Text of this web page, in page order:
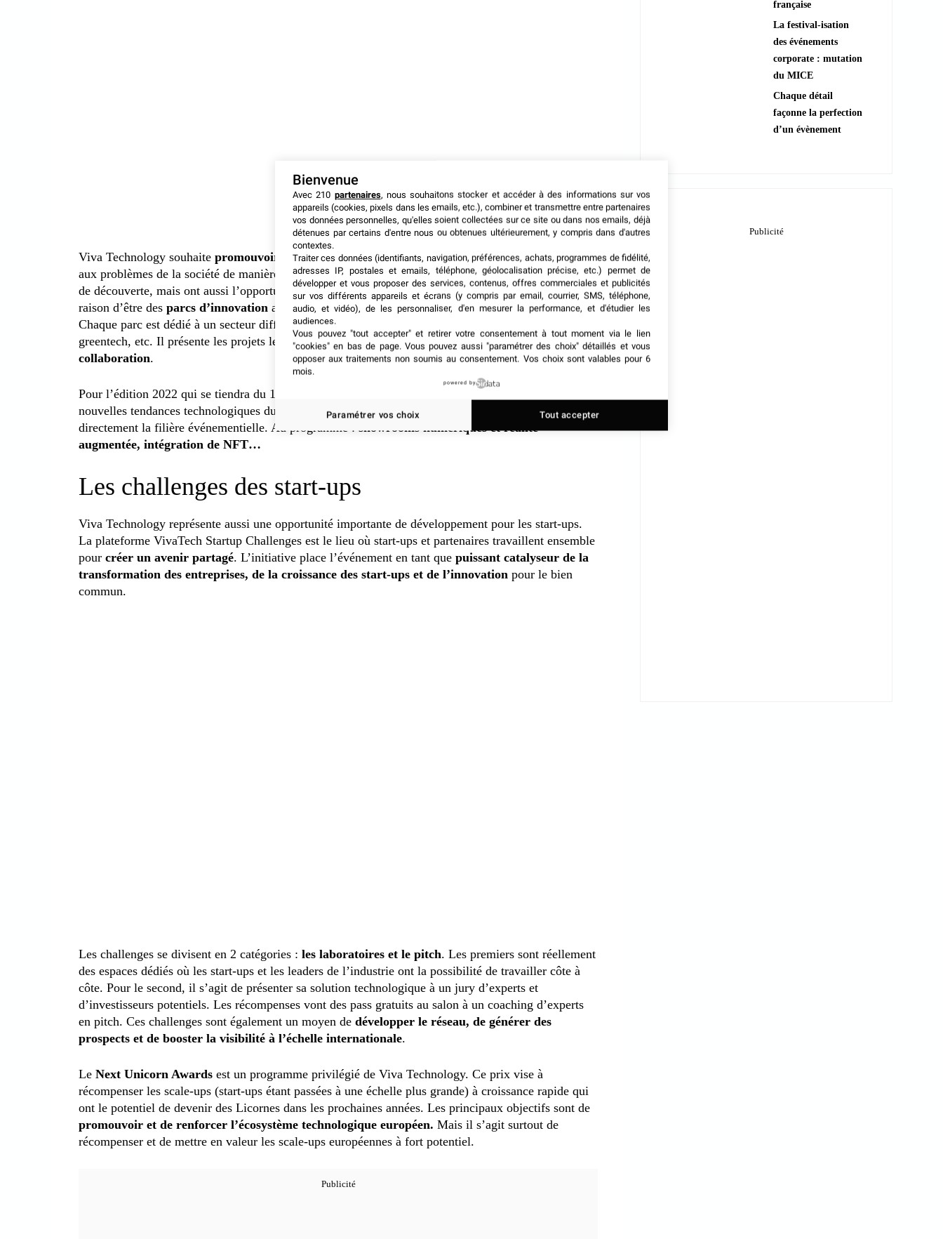
Viva Technology souhaite promouvoir les meilleures innovations du monde entierqui répondent
aux problèmes de la société de manière inventive et ambitieuse. Les visiteurs vivent donc un moment
de découverte, mais ont aussi l’opportunité de lesexpérimenter immédiatement. C’est d’ailleurs la
raison d’être des parcs d’innovation au sein du salon. C’est là où les idées rencontrent la réalité.
Chaque parc est dédié à un secteur différent comme la robotique, la foodtech, la mobilité, la
greentech, etc. Il présente les projets les plus prometteurs poursusciter les échanges et favoriser la
collaboration.
Pour l’édition 2022 qui se tiendra du 15 au 18 juin, Viva Technology mettra l’accent sur les
nouvelles tendances technologiques du moment : lemetaverse. Ce nouvel environnement concerne
directement la filière événementielle. Au programme : showrooms numériques et réalité
augmentée, intégration de NFT…
Les challenges des start-ups
Viva Technology représente aussi une opportunité importante de développement pour les start-ups.
La plateforme VivaTech Startup Challenges est le lieu où start-ups et partenaires travaillent ensemble
pour créer un avenir partagé. L’initiative place l’événement en tant que puissant catalyseur de la
transformation des entreprises, de la croissance des start-ups et de l’innovation pour le bien
commun.
Les challenges se divisent en 2 catégories : les laboratoires et le pitch. Les premiers sont réellement
des espaces dédiés où les start-ups et les leaders de l’industrie ont la possibilité de travailler côte à
côte. Pour le second, il s’agit de présenter sa solution technologique à un jury d’experts et
d’investisseurs potentiels. Les récompenses vont des pass gratuits au salon à un coaching d’experts
en pitch. Ces challenges sont également un moyen de développer le réseau, de générer des
prospects et de booster la visibilité à l’échelle internationale.
Le Next Unicorn Awards est un programme privilégié de Viva Technology. Ce prix vise à
récompenser les scale-ups (start-ups étant passées à une échelle plus grande) à croissance rapide qui
ont le potentiel de devenir des Licornes dans les prochaines années. Les principaux objectifs sont de
promouvoir et de renforcer l’écosystème technologique européen. Mais il s’agit surtout de
récompenser et de mettre en valeur les scale-ups européennes à fort potentiel.
française
La festival-isation
des événements
corporate : mutation
du MICE
Chaque détail
façonne la perfection
d’un évènement
Bienvenue
Avec 210 partenaires, nous souhaitons stocker et accéder à des informations sur vos
appareils (cookies, pixels dans les emails, etc.), combiner et transmettre entre partenaires
vos données personnelles, qu'elles soient collectées sur ce site ou dans nos emails, déjà
détenues par certains d'entre nous ou obtenues ultérieurement, y compris dans d'autres
contextes.
Traiter ces données (identifiants, navigation, préférences, achats, programmes de fidélité,
adresses IP, postales et emails, téléphone, géolocalisation précise, etc.) permet de
développer et vous proposer des services, contenus, offres commerciales et publicités
sur vos différents appareils et écrans (y compris par email, courrier, SMS, téléphone,
audio, et vidéo), de les personnaliser, d'en mesurer la performance, et d'étudier les
audiences.
Vous pouvez "tout accepter" et retirer votre consentement à tout moment via le lien
"cookies" en bas de page. Vous pouvez aussi "paramétrer des choix" détaillés et vous
opposer aux traitements non soumis au consentement. Vos choix sont valables pour 6
mois.
powered by
Paramétrer vos choix Tout accepter